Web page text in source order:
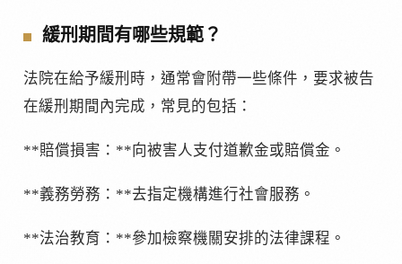
緩刑期間有哪些規範？
法院在給予緩刑時，通常會附帶一些條件，要求被告
在緩刑期間內完成，常見的包括：
**賠償損害：**向被害人支付道歉金或賠償金。
**義務勞務：**去指定機構進行社會服務。
**法治教育：**參加檢察機關安排的法律課程。